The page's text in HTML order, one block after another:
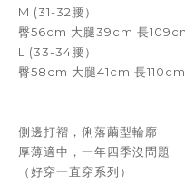
M (31-32腰）
臀56cm 大腿39cm 長
L (33-34腰）
臀58cm 大腿41cm 長110cm
側邊打褶，俐落繭型輪廓
厚薄適中，一年四季沒問題
（好穿一直穿系列）